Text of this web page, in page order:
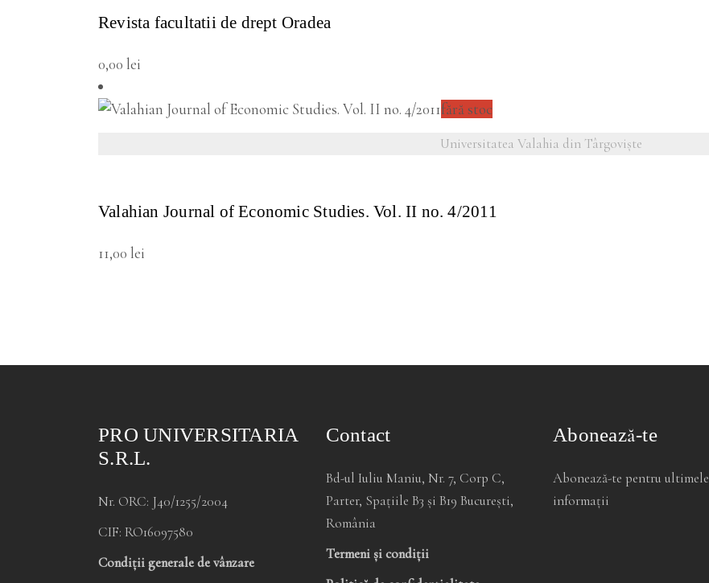
Revista facultatii de drept Oradea
0,00 lei
fără stoc
Universitatea Valahia din Târgoviște
Valahian Journal of Economic Studies. Vol. II no. 4/2011
11,00 lei
PRO UNIVERSITARIA
S.R.L.
Nr. ORC: J40/1255/2004
CIF: RO16097580
Condiții generale de vânzare
Contact
Bd-ul Iuliu Maniu, Nr. 7, Corp C,
Parter, Spațiile B3 și B19 București,
România
Termeni și condiții
Abonează-te
Abonează-te pentru ultimele
informații